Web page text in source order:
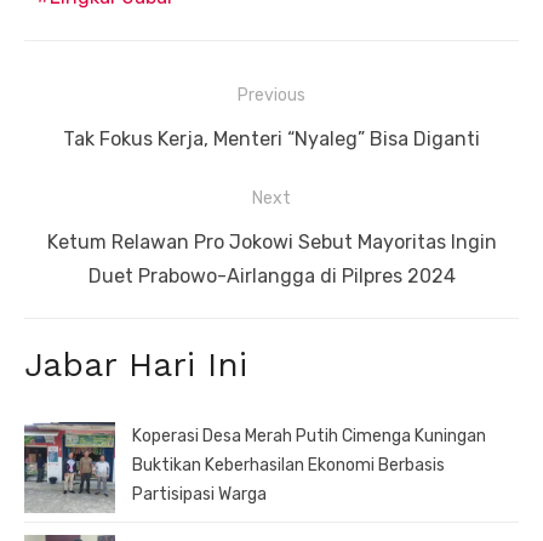
pos
Previous
Previous
Tak Fokus Kerja, Menteri “Nyaleg” Bisa Diganti
Next
Next
Ketum Relawan Pro Jokowi Sebut Mayoritas Ingin
Duet Prabowo-Airlangga di Pilpres 2024
Jabar Hari Ini
Koperasi Desa Merah Putih Cimenga Kuningan
Buktikan Keberhasilan Ekonomi Berbasis
Partisipasi Warga